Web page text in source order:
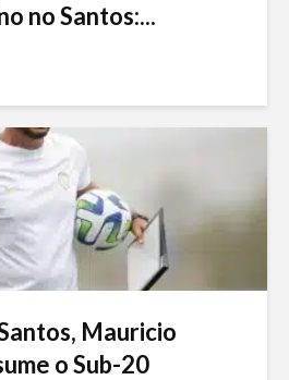
no Santos:...
Mauricio
o Sub-20